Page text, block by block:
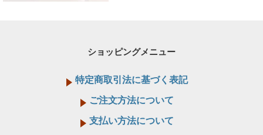
ショッピングメニュー
特定商取引法に基づく表記
ご注文方法について
支払い方法について